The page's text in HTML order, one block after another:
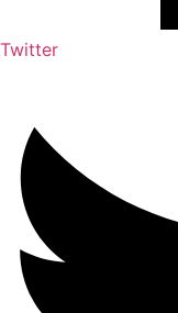
Twitter